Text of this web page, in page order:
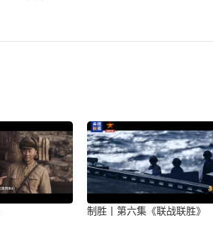
制胜丨第六集《联战联胜》